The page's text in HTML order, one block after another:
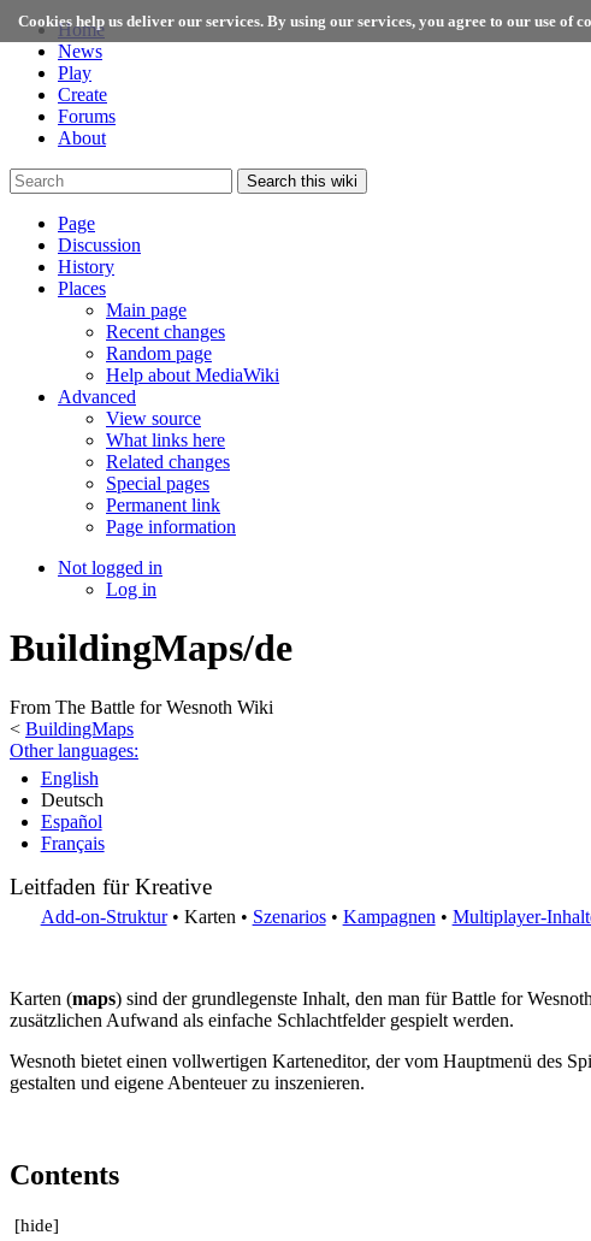
Cookies help us deliver our services. By using our services, you agree to our use of
Home
News
Play
Create
Forums
About
Search this wiki
Page
Discussion
History
Places
Main page
Recent changes
Random page
Help about MediaWiki
Advanced
View source
What links here
Related changes
Special pages
Permanent link
Page information
Not logged in
Log in
BuildingMaps/de
From The Battle for Wesnoth Wiki
< BuildingMaps
Other languages:
English
Deutsch
Español
Français
Leitfaden für Kreative
Add-on-Struktur• Karten • Szenarios• Kampagnen • Multiplayer-
Karten (maps) sind der grundlegenste Inhalt, den man für Battle for
zusätzlichen Aufwand als einfache Schlachtfelder gespielt werden.
Wesnoth bietet einen vollwertigen Karteneditor, der vom Hauptmenü des
gestalten und eigene Abenteuer zu inszenieren.
Contents
[hide]